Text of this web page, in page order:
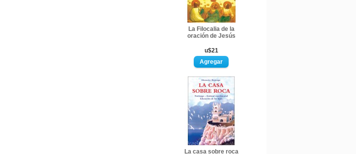
La Filocalia de la
oración de Jesús
u$21
La casa sobre roca